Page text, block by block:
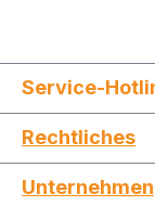
Service-
Rechtliches
Unternehmen